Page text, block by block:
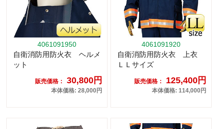
4061091950
自衛消防用防火衣 ヘルメ
ット
販売価格： 30,800円
本体価格: 28,000円
4061091920
自衛消防用防火衣 上衣
ＬＬサイズ
販売価格： 125,400円
本体価格: 114,000円